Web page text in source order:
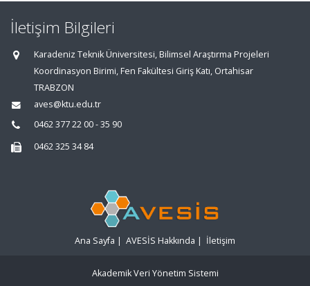
İletişim Bilgileri
Karadeniz Teknik Üniversitesi, Bilimsel Araştırma Projeleri
Koordinasyon Birimi, Fen Fakültesi Giriş Katı, Ortahisar
TRABZON
aves@ktu.edu.tr
0462 377 22 00 - 35 90
0462 325 34 84
Ana Sayfa | AVESİS Hakkında | İletişim
Akademik Veri Yönetim Sistemi